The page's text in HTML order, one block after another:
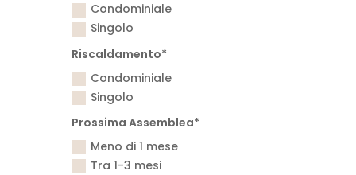
Condominiale
Singolo
Riscaldamento*
Condominiale
Singolo
Prossima Assemblea*
Meno di 1 mese
Tra 1-3 mesi